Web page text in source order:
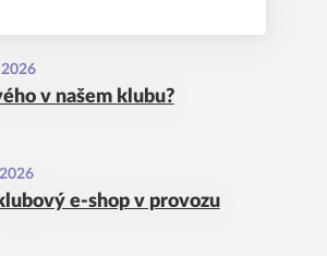
2026
v našem klubu?
e-shop v provozu